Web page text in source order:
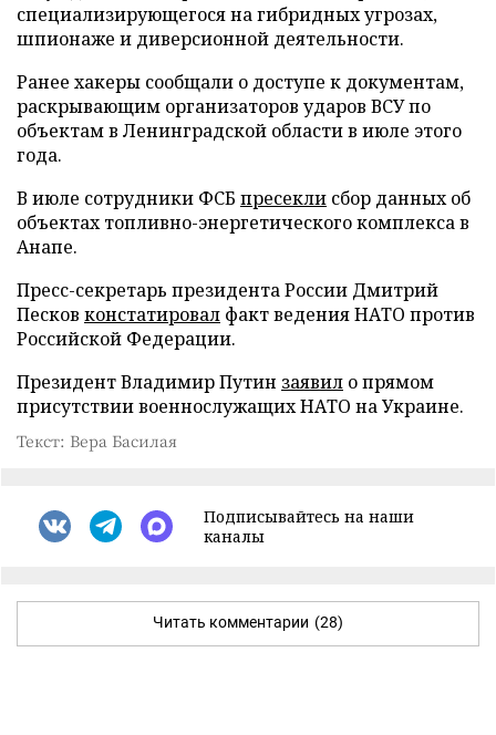
специализирующегося на гибридных угрозах,
шпионаже и диверсионной деятельности.
Ранее хакеры сообщали о доступе к документам,
раскрывающим организаторов ударов ВСУ по
объектам в Ленинградской области в июле этого
года.
В июле сотрудники ФСБ пресекли сбор данных об
объектах топливно-энергетического комплекса в
Анапе.
Пресс-секретарь президента России Дмитрий
Песков констатировал факт ведения НАТО против
Российской Федерации.
Президент Владимир Путин заявил о прямом
присутствии военнослужащих НАТО на Украине.
Текст: Вера Басилая
Подписывайтесь на наши
каналы
Читать комментарии (28)